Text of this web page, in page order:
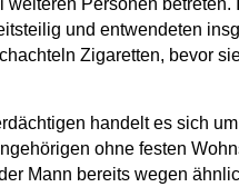
und entwendeten
Zigaretten, bevor
handelt es sich
ohne festen
Mann bereits wegen